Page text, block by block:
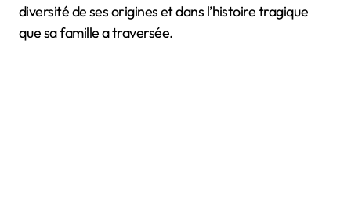
diversité de ses origines et dans l’histoire tragique
que sa famille a traversée.